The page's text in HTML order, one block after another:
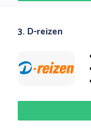
3. D-reizen